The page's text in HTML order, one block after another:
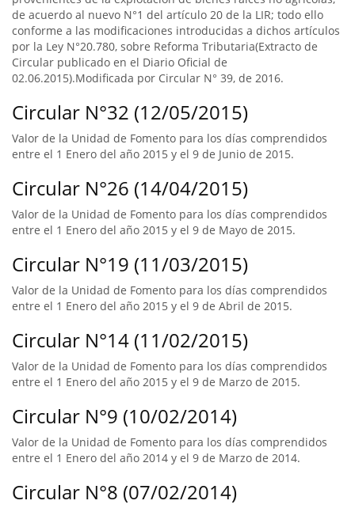
de acuerdo al nuevo N°1 del artículo 20 de la LIR; todo ello
conforme a las modificaciones introducidas a dichos artículos
por la Ley N°20.780, sobre Reforma Tributaria(Extracto de
Circular publicado en el Diario Oficial de
02.06.2015).Modificada por Circular N° 39, de 2016.
Circular N°32 (12/05/2015)
Valor de la Unidad de Fomento para los días comprendidos
entre el 1 Enero del año 2015 y el 9 de Junio de 2015.
Circular N°26 (14/04/2015)
Valor de la Unidad de Fomento para los días comprendidos
entre el 1 Enero del año 2015 y el 9 de Mayo de 2015.
Circular N°19 (11/03/2015)
Valor de la Unidad de Fomento para los días comprendidos
entre el 1 Enero del año 2015 y el 9 de Abril de 2015.
Circular N°14 (11/02/2015)
Valor de la Unidad de Fomento para los días comprendidos
entre el 1 Enero del año 2015 y el 9 de Marzo de 2015.
Circular N°9 (10/02/2014)
Valor de la Unidad de Fomento para los días comprendidos
entre el 1 Enero del año 2014 y el 9 de Marzo de 2014.
Circular N°8 (07/02/2014)